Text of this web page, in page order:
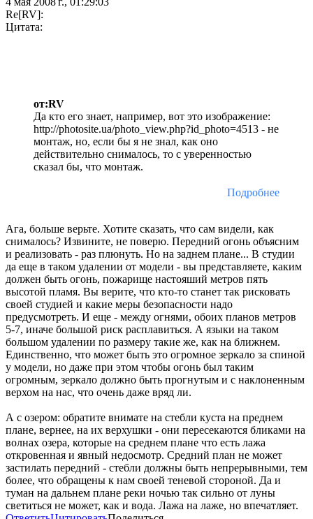
Re[RV]:
Цитата:
от:RV
Да кто его знает, например, вот это изображение:
http://photosite.ua/photo_view.php?id_photo=4513 - не
монтаж, но, если бы я не знал, как оно
действительно снималось, то с уверенностью
сказал бы, что монтаж.
Подробнее
Ага, больше верьте. Хотите сказать, что сам видели, как
снималось? Извините, не поверю. Передний огонь объясним
и реализовать - раз плюнуть. Но на заднем плане... В студии
да еще в таком удалении от модели - вы представляете, каким
должен быть огонь, пожарище настояший метров пять
высотой пламя. Вы верите, что кто-то станет так рисковать
своей студией и какие меры безопасности надо
предусмотреть. И еще - между огнями, обоих планов метров
5-7, иначе большой риск расплавиться. А языки на таком
большом удалении по размеру такие же, как на ближнем.
Единственно, что может быть это огромное зеркало за спиной
у модели, но даже при этом чтобы огонь был таким
огромным, зеркало должно быть прогнутым и с наклоненным
верхом на нас, что очень даже вряд ли.
А с озером: обратите внимате на стебли куста на преднем
плане, вернее, на их верхушки - они пересекаются бликами на
волнах озера, которые на среднем плане что есть лажа
откровенная и явный недосмотр. Средний план не может
застилать передний - стебли должны быть непрерывными, тем
более, что обращены к нам своей теневой стороной. Да и
туман на дальнем плане реки ночью так сильно от луны
светиться не может, как и вода. Лажа на лаже, но впечатляет.